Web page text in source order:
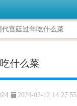
代宫廷过年吃什么菜
什么菜
2024-02-12 14:27:55